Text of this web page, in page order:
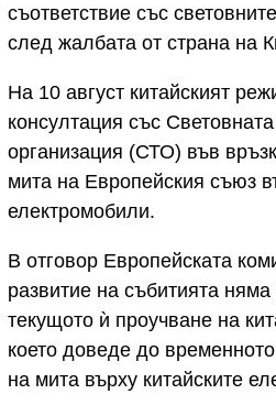
съответствие със
след жалбата от страна на
На 10 август китайският
консултация със
организация (СТО) във
мита на Европейския съюз
електромобили.
В отговор Европейската
развитие на събитията
текущото ѝ проучване на
което доведе до
на мита върху китайските